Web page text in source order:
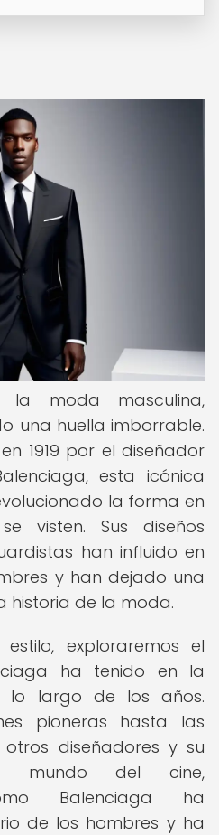
moda masculina,
una huella imborrable.
1919 por el diseñador
esta icónica
la forma en
visten. Sus diseños
han influido en
y han dejado una
historia de la moda.
exploraremos el
ha tenido en la
lo largo de los años.
pioneras hasta las
diseñadores y su
mundo del cine,
Balenciaga ha
de los hombres y ha